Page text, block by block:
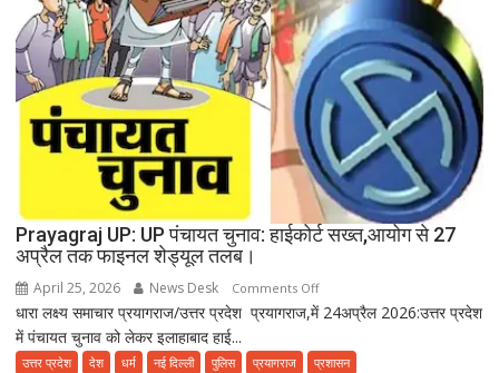
रहा
बीमारियों
को
दावत
Prayagraj UP: UP पंचायत चुनाव: हाईकोर्ट सख्त,आयोग से 27
अप्रैल तक फाइनल शेड्यूल तलब।
April 25, 2026 News Desk Comments Offon
Prayagraj
UP
धारा लक्ष्य समाचार प्रयागराज/उत्तर प्रदेश प्रयागराज,में 24अप्रैल 2026:उत्तर प्रदेश
में पंचायत चुनाव को लेकर इलाहाबाद हाई...
उत्तर प्रदेश देश धर्म नई दिल्ली पुलिस प्रयागराज प्रशासन